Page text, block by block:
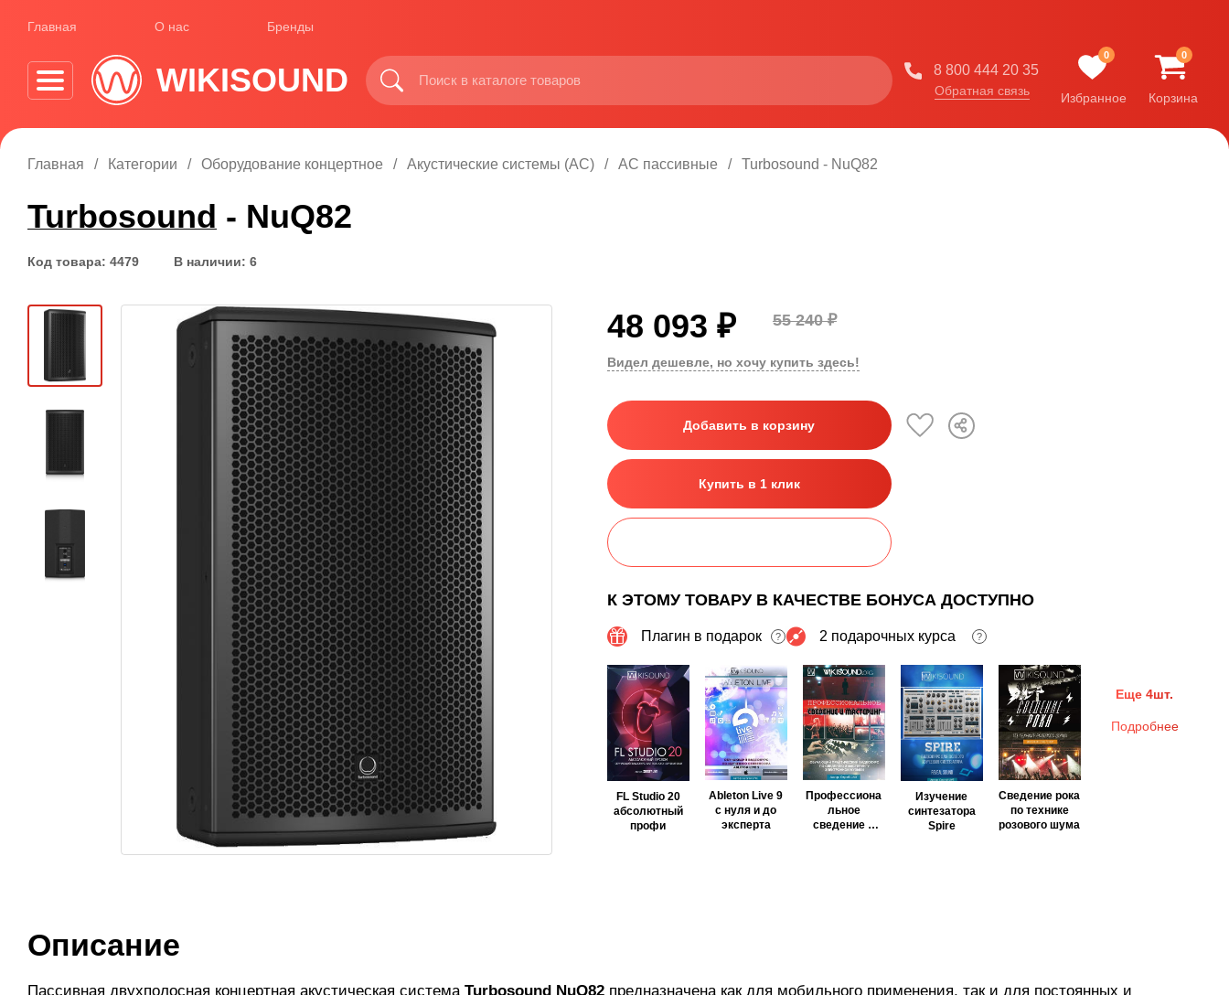
Главная О нас Бренды
WIKISOUND 8 800 444 20 35
Обратная связь
0
Избранное
0
Корзина
Главная Категории Оборудование концертное Акустические системы (АС) АС пассивные Turbosound - NuQ82
Turbosound - NuQ82
Код товара: 4479 В наличии: 6
48 093 ₽ 55 240 ₽
Видел дешевле, но хочу купить здесь!
Добавить в корзину
Купить в 1 клик
К ЭТОМУ ТОВАРУ В КАЧЕСТВЕ БОНУСА ДОСТУПНО
Плагин в подарок ? 2 подарочных курса ?
FL Studio 20
абсолютный
профи
Ableton Live 9
с нуля и до
эксперта
Профессиона
льное
сведение и
Изучение
синтезатора
Spire
Сведение рока
по технике
розового шума
Еще 4шт.
Подробнее
Описание
Пассивная двухполосная концертная акустическая система Turbosound NuQ82 предназначена как для мобильного применения, так и для постоянных и